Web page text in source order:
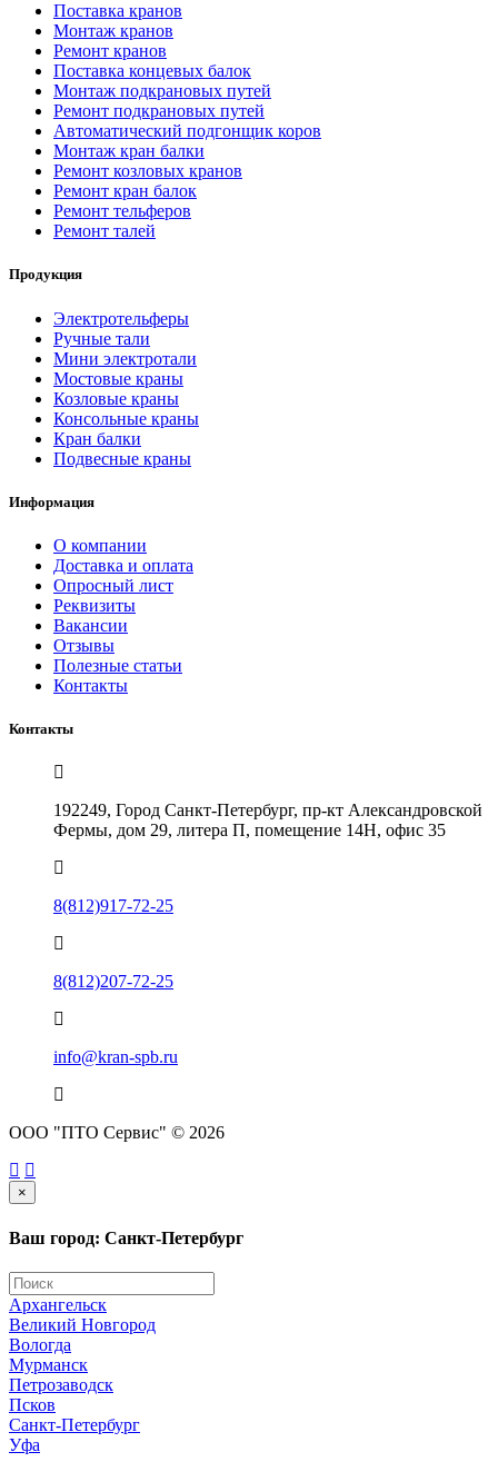
Поставка кранов
Монтаж кранов
Ремонт кранов
Поставка концевых балок
Монтаж подкрановых путей
Ремонт подкрановых путей
Автоматический подгонщик коров
Монтаж кран балки
Ремонт козловых кранов
Ремонт кран балок
Ремонт тельферов
Ремонт талей
Продукция
Электротельферы
Ручные тали
Мини электротали
Мостовые краны
Козловые краны
Консольные краны
Кран балки
Подвесные краны
Информация
О компании
Доставка и оплата
Опросный лист
Реквизиты
Вакансии
Отзывы
Полезные статьи
Контакты
Контакты
192249, Город Санкт-Петербург, пр-кт Александровской
Фермы, дом 29, литера П, помещение 14Н, офис 35
8(812)917-72-25
8(812)207-72-25
info@kran-spb.ru
ООО "ПТО Сервис" © 2026
×
Ваш город: Санкт-Петербург
Архангельск
Великий Новгород
Вологда
Мурманск
Петрозаводск
Псков
Санкт-Петербург
Уфа